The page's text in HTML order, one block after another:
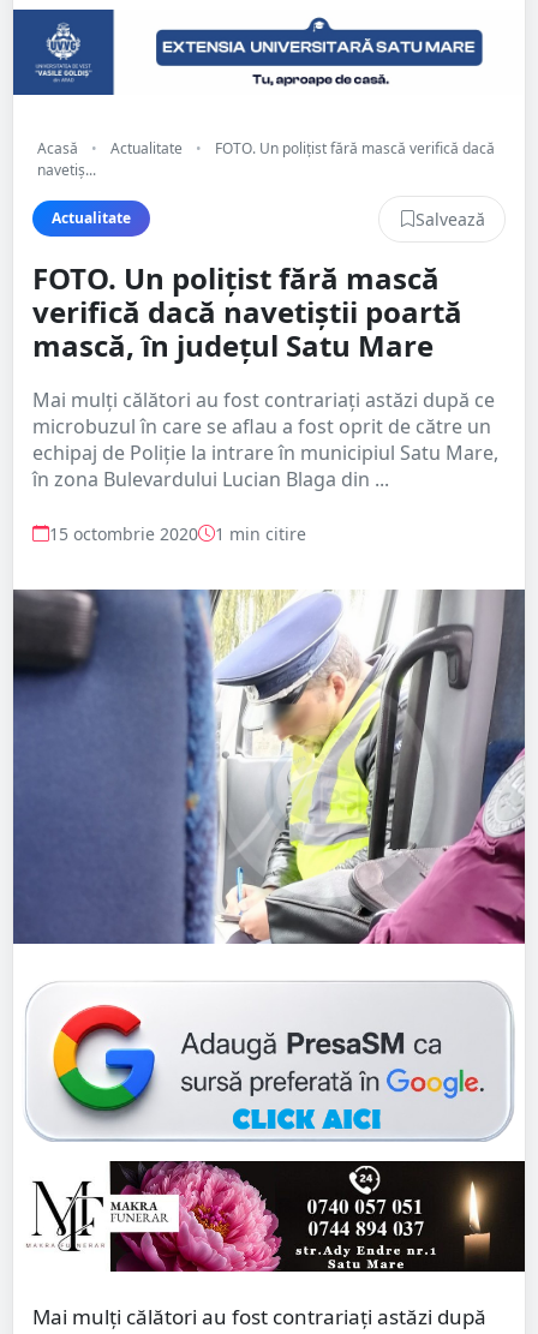
Acasă • Actualitate •
FOTO. Un polițist fără mască verifică dacă
navetiș...
Actualitate Salvează
FOTO. Un polițist fără mască
verifică dacă navetiștii poartă
mască, în județul Satu Mare
Mai mulți călători au fost contrariați astăzi după ce
microbuzul în care se aflau a fost oprit de către un
echipaj de Poliție la intrare în municipiul Satu Mare,
în zona Bulevardului Lucian Blaga din ...
15 octombrie 2020 1 min citire
Mai mulți călători au fost contrariați astăzi după